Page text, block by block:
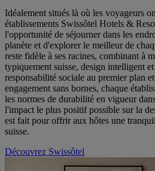
Idéalement situés là où les voyageurs
établissements Swissôtel Hotels &
l'opportunité de séjourner dans les
planète et d'explorer le meilleur de
reste fidèle à ses racines, combinant à
typiquement suisse, design intelligent
responsabilité sociale au premier plan
engagement sans bornes, chaque
les normes de durabilité en vigueur
l'impact le plus positif possible sur la
est fait pour offrir aux hôtes une
suisse.
Découvrez Swissôtel